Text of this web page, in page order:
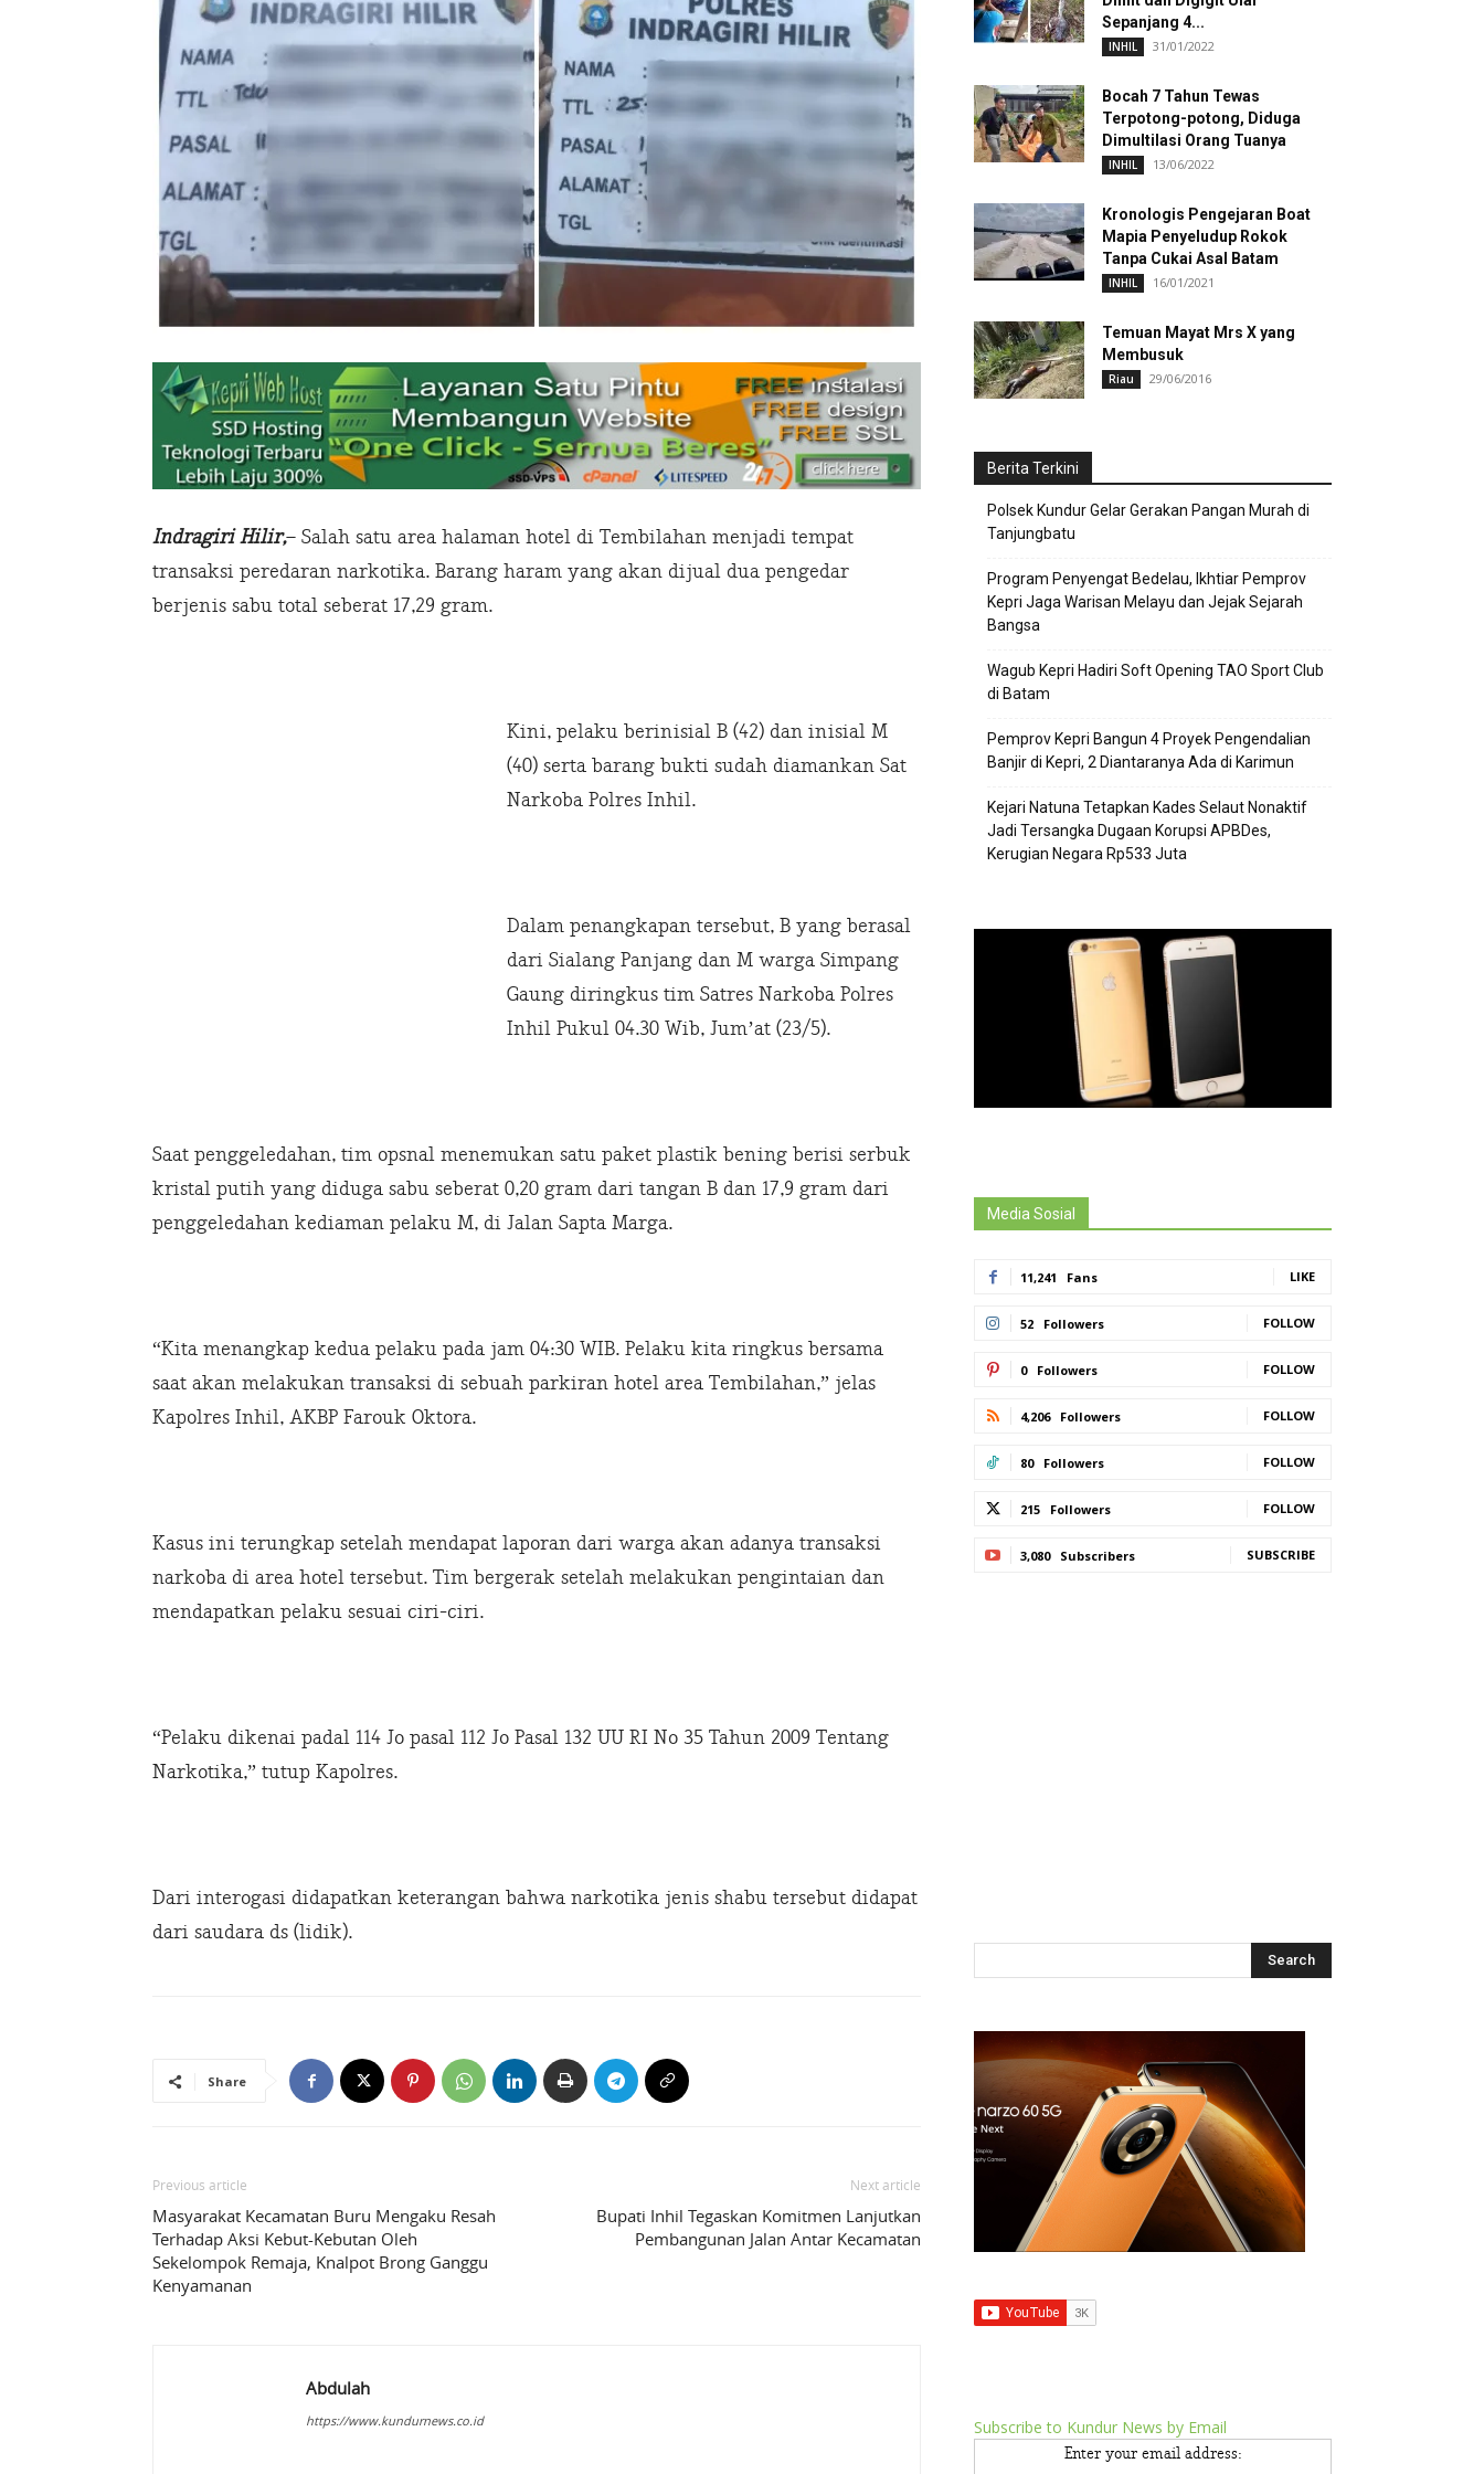
Indragiri Hilir,– Salah satu area halaman hotel di Tembilahan menjadi tempat
transaksi peredaran narkotika. Barang haram yang akan dijual dua pengedar
berjenis sabu total seberat 17,29 gram.
Kini, pelaku berinisial B (42) dan inisial M
(40) serta barang bukti sudah diamankan Sat
Narkoba Polres Inhil.
Dalam penangkapan tersebut, B yang berasal
dari Sialang Panjang dan M warga Simpang
Gaung diringkus tim Satres Narkoba Polres
Inhil Pukul 04.30 Wib, Jum’at (23/5).
Saat penggeledahan, tim opsnal menemukan satu paket plastik bening berisi serbuk
kristal putih yang diduga sabu seberat 0,20 gram dari tangan B dan 17,9 gram dari
penggeledahan kediaman pelaku M, di Jalan Sapta Marga.
“Kita menangkap kedua pelaku pada jam 04:30 WIB. Pelaku kita ringkus bersama
saat akan melakukan transaksi di sebuah parkiran hotel area Tembilahan,” jelas
Kapolres Inhil, AKBP Farouk Oktora.
Kasus ini terungkap setelah mendapat laporan dari warga akan adanya transaksi
narkoba di area hotel tersebut. Tim bergerak setelah melakukan pengintaian dan
mendapatkan pelaku sesuai ciri-ciri.
“Pelaku dikenai padal 114 Jo pasal 112 Jo Pasal 132 UU RI No 35 Tahun 2009 Tentang
Narkotika,” tutup Kapolres.
Dari interogasi didapatkan keterangan bahwa narkotika jenis shabu tersebut didapat
dari saudara ds (lidik).
Share
Previous article
Masyarakat Kecamatan Buru Mengaku Resah
Terhadap Aksi Kebut-Kebutan Oleh
Sekelompok Remaja, Knalpot Brong Ganggu
Kenyamanan
Next article
Bupati Inhil Tegaskan Komitmen Lanjutkan
Pembangunan Jalan Antar Kecamatan
Abdulah
https://www.kundurnews.co.id
Sepanjang 4...
INHIL 31/01/2022
Bocah 7 Tahun Tewas
Terpotong-potong, Diduga
Dimultilasi Orang Tuanya
INHIL 13/06/2022
Kronologis Pengejaran Boat
Mapia Penyeludup Rokok
Tanpa Cukai Asal Batam
INHIL 16/01/2021
Temuan Mayat Mrs X yang
Membusuk
Riau 29/06/2016
Berita Terkini
Polsek Kundur Gelar Gerakan Pangan Murah di
Tanjungbatu
Program Penyengat Bedelau, Ikhtiar Pemprov
Kepri Jaga Warisan Melayu dan Jejak Sejarah
Bangsa
Wagub Kepri Hadiri Soft Opening TAO Sport Club
di Batam
Pemprov Kepri Bangun 4 Proyek Pengendalian
Banjir di Kepri, 2 Diantaranya Ada di Karimun
Kejari Natuna Tetapkan Kades Selaut Nonaktif
Jadi Tersangka Dugaan Korupsi APBDes,
Kerugian Negara Rp533 Juta
Media Sosial
11,241 Fans LIKE
52 Followers FOLLOW
0 Followers FOLLOW
4,206 Followers FOLLOW
80 Followers FOLLOW
215 Followers FOLLOW
3,080 Subscribers SUBSCRIBE
Subscribe to Kundur News by Email
Enter your email address: